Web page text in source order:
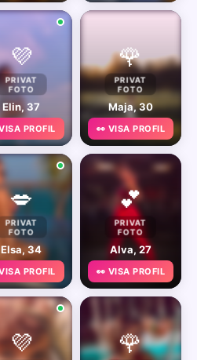
💜
PRIVAT
FOTO
Elin, 37
PROFIL
🌹
PRIVAT
FOTO
Maja, 30
👀 VISA PROFIL
💋
PRIVAT
FOTO
Elsa, 34
PROFIL
💕
PRIVAT
FOTO
Alva, 27
👀 VISA PROFIL
💜 🌹